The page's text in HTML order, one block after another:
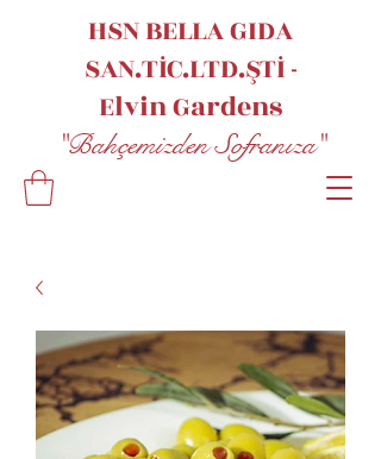
HSN BELLA GIDA
SAN.TİC.LTD.ŞTİ -
ElvinGardens
"Bahçemizden Sofranıza"